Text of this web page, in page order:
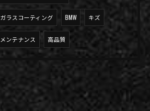
ガラスコーティング BMW キズ
メンテナンス 高品質